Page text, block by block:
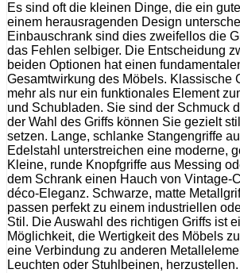
Es sind oft die kleinen Dinge, die ein
einem herausragenden Design
Einbauschrank sind dies zweifellos die
das Fehlen selbiger. Die Entscheidung
beiden Optionen hat einen
Gesamtwirkung des Möbels. Klassische
mehr als nur ein funktionales Element
und Schubladen. Sie sind der Schmuck
der Wahl des Griffs können Sie gezielt
setzen. Lange, schlanke Stangengriffe
Edelstahl unterstreichen eine moderne,
Kleine, runde Knopfgriffe aus Messing
dem Schrank einen Hauch von Vintage-
déco-Eleganz. Schwarze, matte
passen perfekt zu einem industriellen
Stil. Die Auswahl des richtigen Griffs ist
Möglichkeit, die Wertigkeit des Möbels
eine Verbindung zu anderen
Leuchten oder Stuhlbeinen, herzustellen.